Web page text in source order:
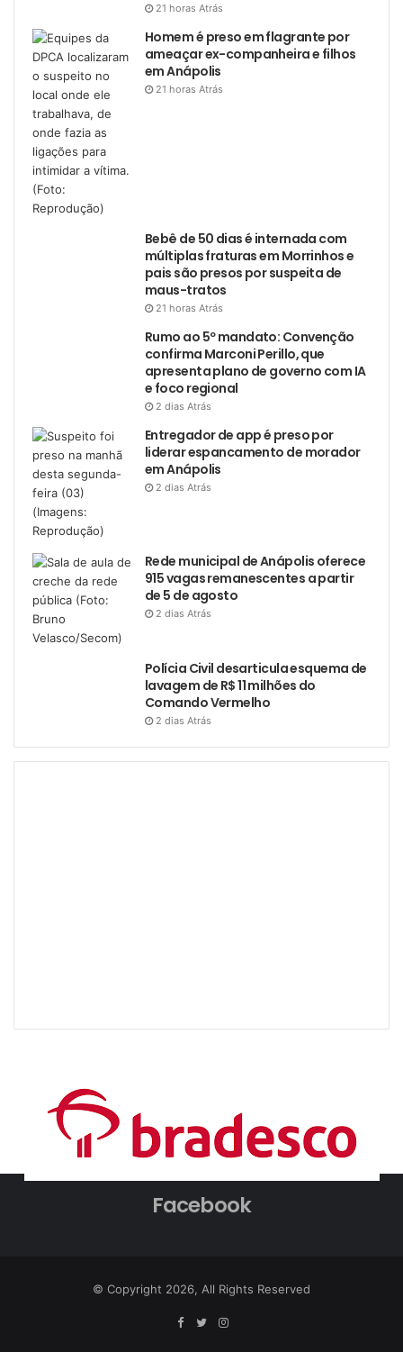
21 horas Atrás
Homem é preso em flagrante por
ameaçar ex-companheira e filhos
em Anápolis
21 horas Atrás
Bebê de 50 dias é internada com
múltiplas fraturas em Morrinhos e
pais são presos por suspeita de
maus-tratos
21 horas Atrás
Rumo ao 5º mandato: Convenção
confirma Marconi Perillo, que
apresenta plano de governo com IA
e foco regional
2 dias Atrás
Entregador de app é preso por
liderar espancamento de morador
em Anápolis
2 dias Atrás
Rede municipal de Anápolis oferece
915 vagas remanescentes a partir
de 5 de agosto
2 dias Atrás
Polícia Civil desarticula esquema de
lavagem de R$ 11 milhões do
Comando Vermelho
2 dias Atrás
Facebook
© Copyright 2026, All Rights Reserved